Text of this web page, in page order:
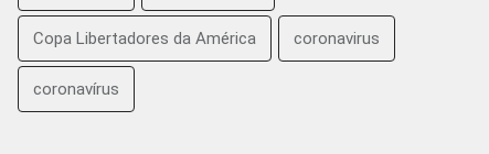
Copa Libertadores da América coronavirus
coronavírus